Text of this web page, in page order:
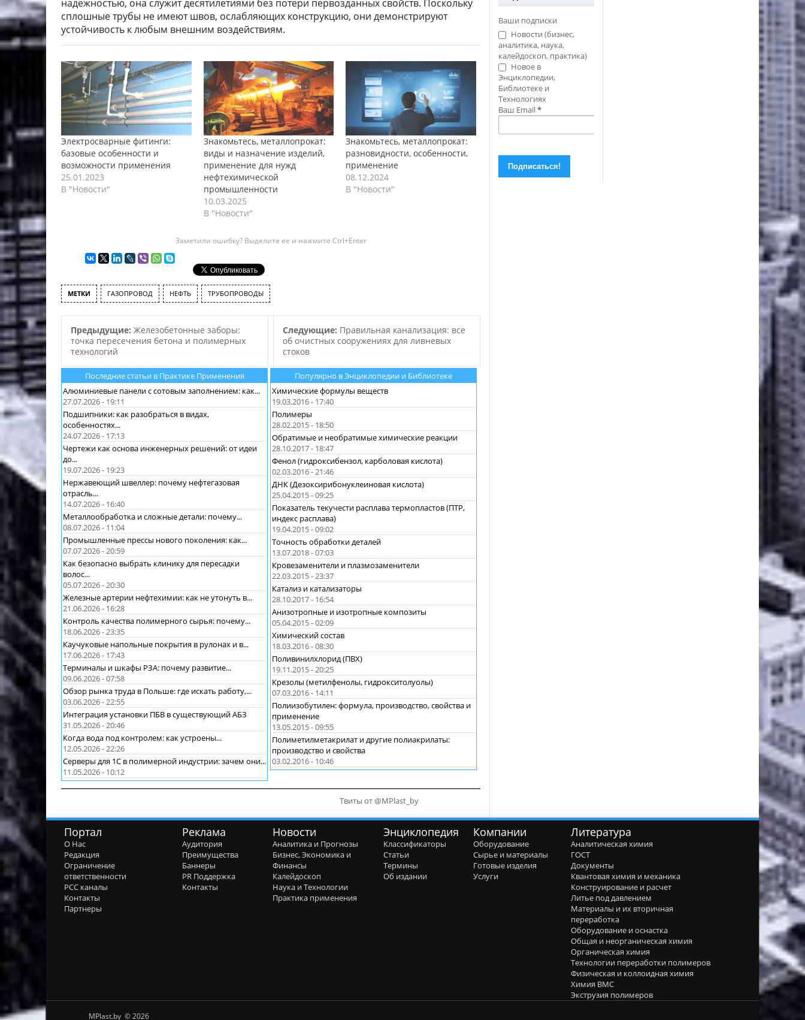
надежностью, она служит десятилетиями без потери первозданных свойств. Поскольку
сплошные трубы не имеют швов, ослабляющих конструкцию, они демонстрируют
устойчивость к любым внешним воздействиям.
Электросварные фитинги:
базовые особенности и
возможности применения
25.01.2023
В "Новости"
Знакомьтесь, металлопрокат:
виды и назначение изделий,
применение для нужд
нефтехимической
промышленности
10.03.2025
В "Новости"
Знакомьтесь, металлопрокат:
разновидности, особенности,
применение
08.12.2024
В "Новости"
Заметили ошибку? Выделите ее и нажмите Ctrl+Enter
МЕТКИ ГАЗОПРОВОД НЕФТЬ ТРУБОПРОВОДЫ
Предыдущие: Железобетонные заборы:
точка пересечения бетона и полимерных
технологий
Следующие: Правильная канализация: все
об очистных сооружениях для ливневых
стоков
Последние статьи в Практике Применения
Алюминиевые панели с сотовым заполнением: как...
27.07.2026 - 19:11
Подшипники: как разобраться в видах,
особенностях...
24.07.2026 - 17:13
Чертежи как основа инженерных решений: от идеи
до...
19.07.2026 - 19:23
Нержавеющий швеллер: почему нефтегазовая
отрасль...
14.07.2026 - 16:40
Металлообработка и сложные детали: почему...
08.07.2026 - 11:04
Промышленные прессы нового поколения: как...
07.07.2026 - 20:59
Как безопасно выбрать клинику для пересадки
волос...
05.07.2026 - 20:30
Железные артерии нефтехимии: как не утонуть в...
21.06.2026 - 16:28
Контроль качества полимерного сырья: почему...
18.06.2026 - 23:35
Каучуковые напольные покрытия в рулонах и в...
17.06.2026 - 17:43
Терминалы и шкафы РЗА: почему развитие...
09.06.2026 - 07:58
Обзор рынка труда в Польше: где искать работу,...
03.06.2026 - 22:55
Интеграция установки ПБВ в существующий АБЗ
31.05.2026 - 20:46
Когда вода под контролем: как устроены...
12.05.2026 - 22:26
Серверы для 1С в полимерной индустрии: зачем они...
11.05.2026 - 10:12
Популярно в Энциклопедии и Библиотеке
Химические формулы веществ
19.03.2016 - 17:40
Полимеры
28.02.2015 - 18:50
Обратимые и необратимые химические реакции
28.10.2017 - 18:47
Фенол (гидроксибензол, карболовая кислота)
02.03.2016 - 21:46
ДНК (Дезоксирибонуклеиновая кислота)
25.04.2015 - 09:25
Показатель текучести расплава термопластов (ПТР,
индекс расплава)
19.04.2015 - 09:02
Точность обработки деталей
13.07.2018 - 07:03
Кровезаменители и плазмозаменители
22.03.2015 - 23:37
Катализ и катализаторы
28.10.2017 - 16:54
Анизотропные и изотропные композиты
05.04.2015 - 02:09
Химический состав
18.03.2016 - 08:30
Поливинилхлорид (ПВХ)
19.11.2015 - 20:25
Крезолы (метилфенолы, гидрокситолуолы)
07.03.2016 - 14:11
Полиизобутилен: формула, производство, свойства и
применение
13.05.2015 - 09:55
Полиметилметакрилат и другие полиакрилаты:
производство и свойства
03.02.2016 - 10:46
Твиты от @MPlast_by
Ваши подписки
Новости (бизнес,
аналитика, наука,
калейдоскоп, практика)
Новое в
Энциклопедии,
Библиотеке и
Технологиях
Ваш Email*
Портал
О Нас
Редакция
Ограничение
ответственности
РСС каналы
Контакты
Партнеры
Реклама
Аудитория
Преимущества
Баннеры
PR Поддержка
Контакты
Новости
Аналитика и Прогнозы
Бизнес, Экономика и
Финансы
Калейдоскоп
Наука и Технологии
Практика применения
Энциклопедия
Классификаторы
Статьи
Термины
Об издании
Компании
Оборудование
Сырье и материалы
Готовые изделия
Услуги
Литература
Аналитическая химия
ГОСТ
Документы
Квантовая химия и механика
Конструирование и расчет
Литье под давлением
Материалы и их вторичная
переработка
Оборудование и оснастка
Общая и неорганическая химия
Органическая химия
Технологии переработки полимеров
Физическая и коллоидная химия
Химия ВМС
Экструзия полимеров
MPlast.by © 2026